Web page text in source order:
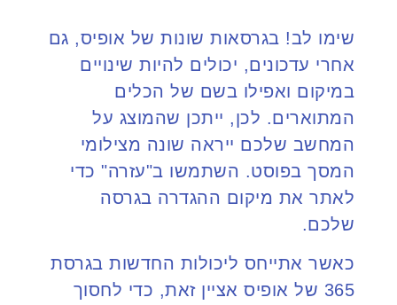
שימו לב! בגרסאות שונות של אופיס, גם
אחרי עדכונים, יכולים להיות שינויים
במיקום ואפילו בשם של הכלים
המתוארים. לכן, ייתכן שהמוצג על
המחשב שלכם ייראה שונה מצילומי
המסך בפוסט. השתמשו ב"עזרה" כדי
לאתר את מיקום ההגדרה בגרסה
שלכם.
כאשר אתייחס ליכולות החדשות בגרסת
365 של אופיס אציין זאת, כדי לחסוך